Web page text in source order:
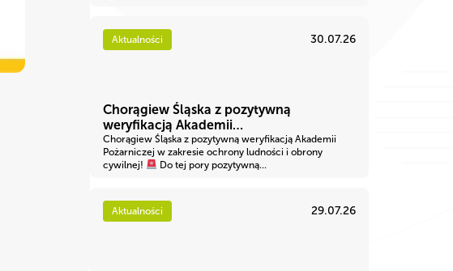
Aktualności 30.07.26
Chorągiew Śląska z pozytywną
weryfikacją Akademii…
Chorągiew Śląska z pozytywną weryfikacją Akademii
Pożarniczej w zakresie ochrony ludności i obrony
cywilnej!
Do tej pory pozytywną...
Aktualności 29.07.26